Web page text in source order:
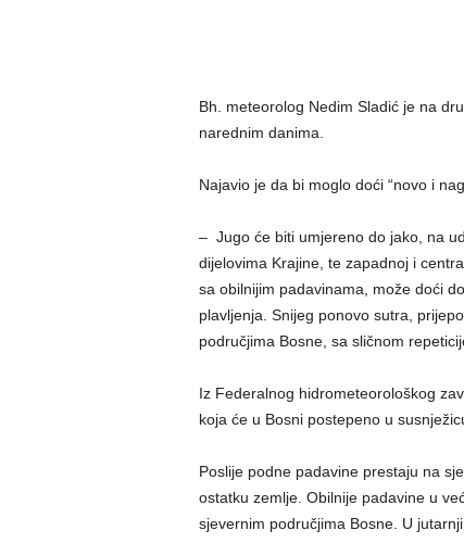
Bh. meteorolog Nedim Sladić je na
narednim danima.
Najavio je da bi moglo doći “novo i
– Jugo će biti umjereno do jako, na
dijelovima Krajine, te zapadnoj i
sa obilnijim padavinama, može doći
plavljenja. Snijeg ponovo sutra,
područjima Bosne, sa sličnom
Iz Federalnog hidrometeorološkog
koja će u Bosni postepeno u
Poslije podne padavine prestaju na
ostatku zemlje. Obilnije padavine u
sjevernim područjima Bosne. U